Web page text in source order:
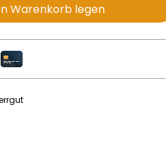
Warenkorb legen